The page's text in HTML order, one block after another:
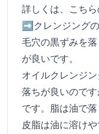
詳しくは、こちら
➡クレンジング
毛穴の黒ずみを
が良いです。
オイルクレンジ
落ちが良いので
です。脂は油で
皮脂は油に溶け